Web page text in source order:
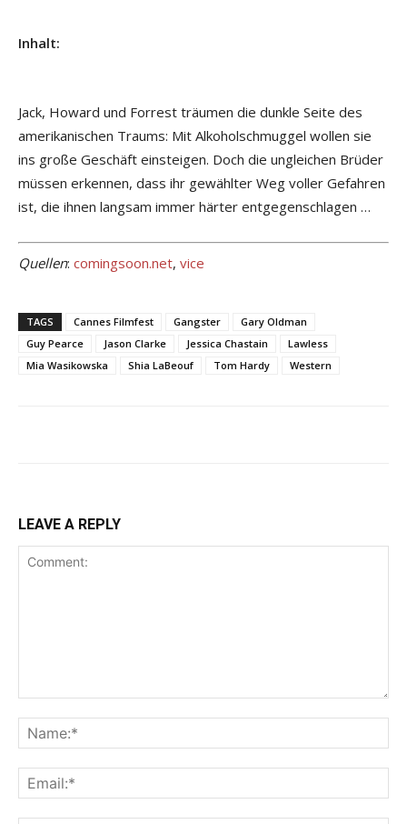
Inhalt:
Jack, Howard und Forrest träumen die dunkle Seite des
amerikanischen Traums: Mit Alkoholschmuggel wollen sie
ins große Geschäft einsteigen. Doch die ungleichen Brüder
müssen erkennen, dass ihr gewählter Weg voller Gefahren
ist, die ihnen langsam immer härter entgegenschlagen …
Quellen: comingsoon.net, vice
TAGS Cannes Filmfest Gangster
Gary Oldman
Guy Pearce
Jason Clarke Jessica Chastain
Lawless
Mia Wasikowska
Shia LaBeouf Tom Hardy Western
LEAVE A REPLY